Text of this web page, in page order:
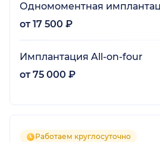
Одномоментная
от 17 500 ₽
Имплантация All-on-four
от 75 000 ₽
Работаем круглосуточно